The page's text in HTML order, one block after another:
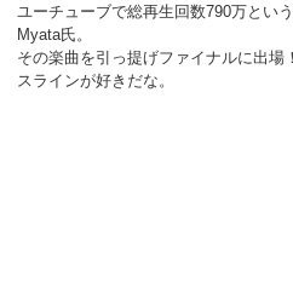
ユーチューブで総再生回数790万とい
Myata氏。
その楽曲を引っ提げファイナルに出場
スラインが好きだな。